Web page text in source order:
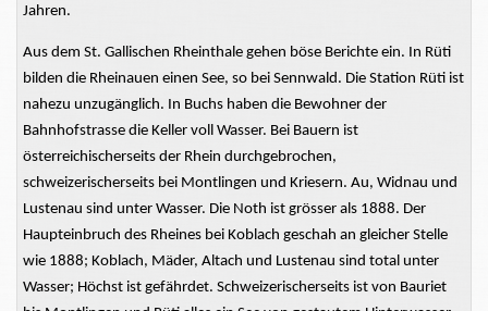
Jahren.
Aus dem St. Gallischen Rheinthale gehen böse Berichte ein. In Rüti
bilden die Rheinauen einen See, so bei Sennwald. Die Station Rüti ist
nahezu unzugänglich. In Buchs haben die Bewohner der
Bahnhofstrasse die Keller voll Wasser. Bei Bauern ist
österreichischerseits der Rhein durchgebrochen,
schweizerischerseits bei Montlingen und Kriesern. Au, Widnau und
Lustenau sind unter Wasser. Die Noth ist grösser als 1888. Der
Haupteinbruch des Rheines bei Koblach geschah an gleicher Stelle
wie 1888; Koblach, Mäder, Altach und Lustenau sind total unter
Wasser; Höchst ist gefährdet. Schweizerischerseits ist von Bauriet